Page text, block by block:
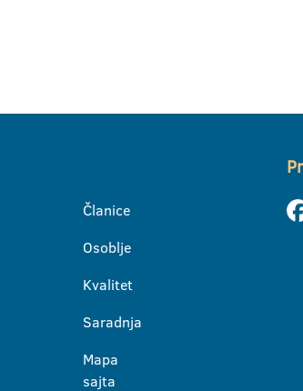
Članice
Osoblje
Kvalitet
Saradnja
Mapa
sajta